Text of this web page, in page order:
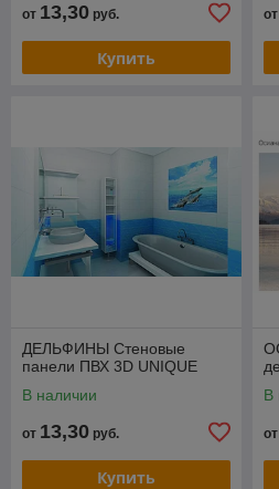
от 13,30 руб.
Купить
от
ДЕЛЬФИНЫ Стеновые
панели ПВХ 3D UNIQUE
В наличии
от 13,30 руб.
Купить
В
от